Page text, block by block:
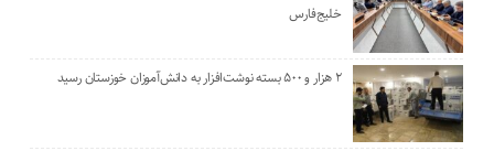
خلیج‌فارس
۲ هزار و ۵۰۰ بسته نوشت‌افزار به دانش‌آموزان خوزستان رسید